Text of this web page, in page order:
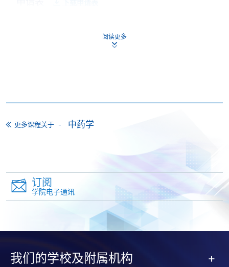
本课程不设网上报名，申请人请带备相关学历证明的
1. 现金、「易办事」（EPS）、微信支付
申请人可亲临学院任何一所报名中心，以现金、「易
2. 支票或银行本票
如以划线支票或银行本票缴付，抬头请注明「香港大
学专业进修学院」。支票背面请写上课程名称及申请
亲临学院各报名中心递交划线支票、报名表格及有关
阅读更多
更多课程关于 中药学
订阅
学院电子通讯
我们的学校及附属机构